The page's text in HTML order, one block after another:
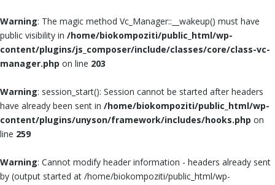
Warning: The magic method Vc_Manager::__wakeup() must have
public visibility in /home/biokompoziti/public_html/wp-
content/plugins/js_composer/include/classes/core/class-vc-
manager.php on line 203
Warning: session_start(): Session cannot be started after headers
have already been sent in /home/biokompoziti/public_html/wp-
content/plugins/unyson/framework/includes/hooks.php on
line 259
Warning: Cannot modify header information - headers already sent
by (output started at /home/biokompoziti/public_html/wp-